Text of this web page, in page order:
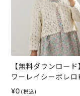
【無料ダウンロー
ワーレイシーボレ
（レシピ）
¥0 (税込)